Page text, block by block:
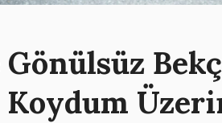
Gönülsüz